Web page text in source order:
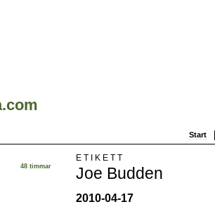
Start
48 timmar
ETIKETT
Joe Budden
2010-04-17